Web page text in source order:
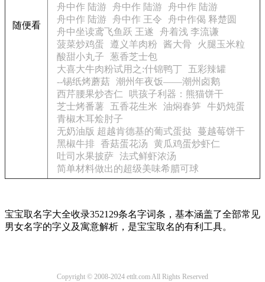
随便看
舟中作 陆游
舟中作 陆游
舟中作 陆游
舟中作 陆游
舟中作 王令
舟中作偈 释楚圆
舟中坐读鸢飞鱼跃 王遂
舟着浅 李流谦
菠菜炒鸡蛋
遵义羊肉粉 酱大骨
火腿玉米粒
酸甜小丸子
葱香芝士包
大喜大牛肉粉试用之:什锦鸭丁
五彩辣罐
--锡纸烤蘑菇
潮州年夜饭——潮州卤鹅
西芹腰果炒杏仁
哄孩子利器：熊猫饼干
芝士烤番薯
五香花生米 油焖春笋
牛奶炖蛋
青椒木耳烩肘子
无奶油版 超越肯德基的葡式蛋挞 蔓越莓饼干
黑椒牛排 香菇蛋花汤
黄瓜鸡蛋炒虾仁
吐司水果披萨
法式鲜虾浓汤
简单材料做出的超级美味希腊可球
宝宝取名字大全收录352129条名字词条，基本涵盖了全部常见
男女名字的字义及寓意解析，是宝宝取名的有利工具。
Copyright © 2008-2024 ettlt.com All Rights Reserved